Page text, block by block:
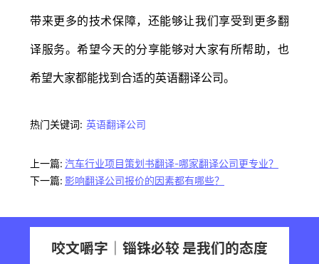
带来更多的技术保障，还能够让我们享受到更多翻
译服务。希望今天的分享能够对大家有所帮助，也
希望大家都能找到合适的英语翻译公司。
热门关键词: 英语翻译公司
上一篇: 汽车行业项目策划书翻译-哪家翻译公司更专业？
下一篇: 影响翻译公司报价的因素都有哪些？
咬文嚼字｜锱铢必较 是我们的态度